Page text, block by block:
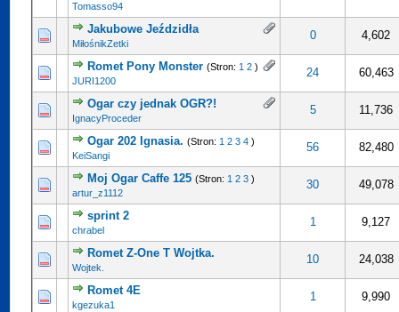
Tomasso94
Jakubowe Jeździdła
MiłośnikZetki
0 4,602
5 gwiazdek
Romet Pony Monster (Stron: 1 2 )
JURI1200
24 60,463
5 gwiazdek
Ogar czy jednak OGR?!
IgnacyProceder
5 11,736
5 gwiazdek
Ogar 202 Ignasia. (Stron: 1 2 3 4 )
KeiSangi
56 82,480
5 gwiazdek
Moj Ogar Caffe 125 (Stron: 1 2 3 )
artur_z1112
30 49,078
4.67 na 5 gwiazdek
sprint 2
chrabel
1 9,127
5 gwiazdek
Romet Z-One T Wojtka.
Wojtek.
10 24,038
5 gwiazdek
Romet 4E
kgezuka1
1 9,990
5 gwiazdek